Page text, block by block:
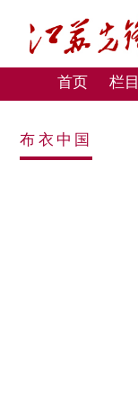
首页 栏目
布衣中国